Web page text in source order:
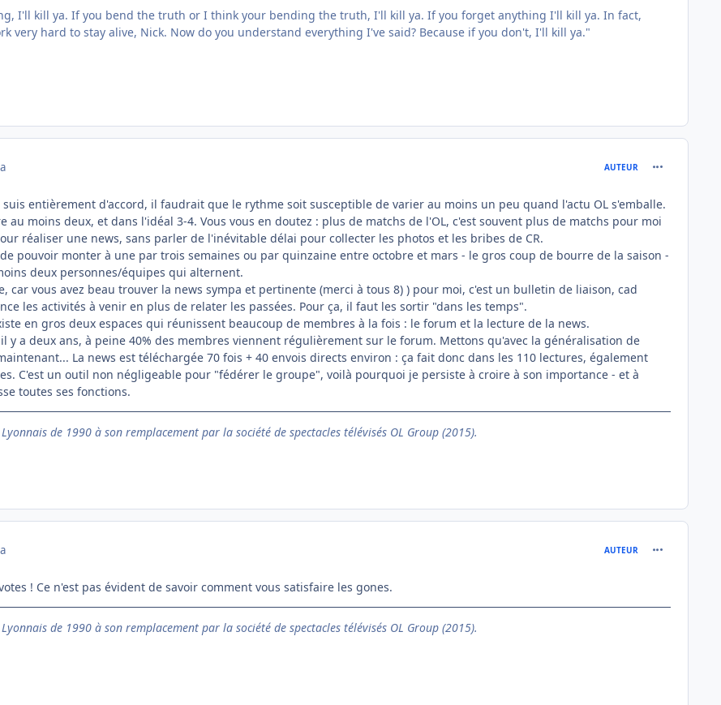
I'll kill ya. If you bend the truth or I think your bending the truth, I'll kill ya. If you forget anything I'll kill ya. In fact,
very hard to stay alive, Nick. Now do you understand everything I've said? Because if you don't, I'll kill ya."
AUTEUR
suis entièrement d'accord, il faudrait que le rythme soit susceptible de varier au moins un peu quand l'actu OL s'emballe.
au moins deux, et dans l'idéal 3-4. Vous vous en doutez : plus de matchs de l'OL, c'est souvent plus de matchs pour moi
réaliser une news, sans parler de l'inévitable délai pour collecter les photos et les bribes de CR.
pouvoir monter à une par trois semaines ou par quinzaine entre octobre et mars - le gros coup de bourre de la saison -
deux personnes/équipes qui alternent.
car vous avez beau trouver la news sympa et pertinente (merci à tous 8) ) pour moi, c'est un bulletin de liaison, cad
les activités à venir en plus de relater les passées. Pour ça, il faut les sortir "dans les temps".
en gros deux espaces qui réunissent beaucoup de membres à la fois : le forum et la lecture de la news.
y a deux ans, à peine 40% des membres viennent régulièrement sur le forum. Mettons qu'avec la généralisation de
La news est téléchargée 70 fois + 40 envois directs environ : ça fait donc dans les 110 lectures, également
C'est un outil non négligeable pour "fédérer le groupe", voilà pourquoi je persiste à croire à son importance - et à
toutes ses fonctions.
de 1990 à son remplacement par la société de spectacles télévisés OL Group (2015).
AUTEUR
! Ce n'est pas évident de savoir comment vous satisfaire les gones.
de 1990 à son remplacement par la société de spectacles télévisés OL Group (2015).